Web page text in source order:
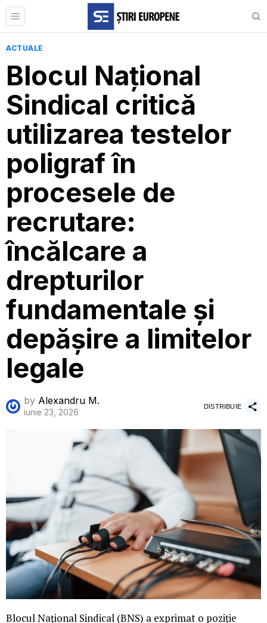
ACTUALE
Blocul Național
Sindical critică
utilizarea testelor
poligraf în
procesele de
recrutare:
încălcare a
drepturilor
fundamentale și
depășire a limitelor
legale
by Alexandru M.
iunie 23, 2026
DISTRIBUIE
Blocul Național Sindical (BNS) a exprimat o poziție